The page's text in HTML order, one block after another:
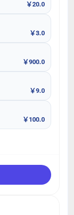
￥20.0
￥3.0
￥900.0
￥9.0
￥100.0